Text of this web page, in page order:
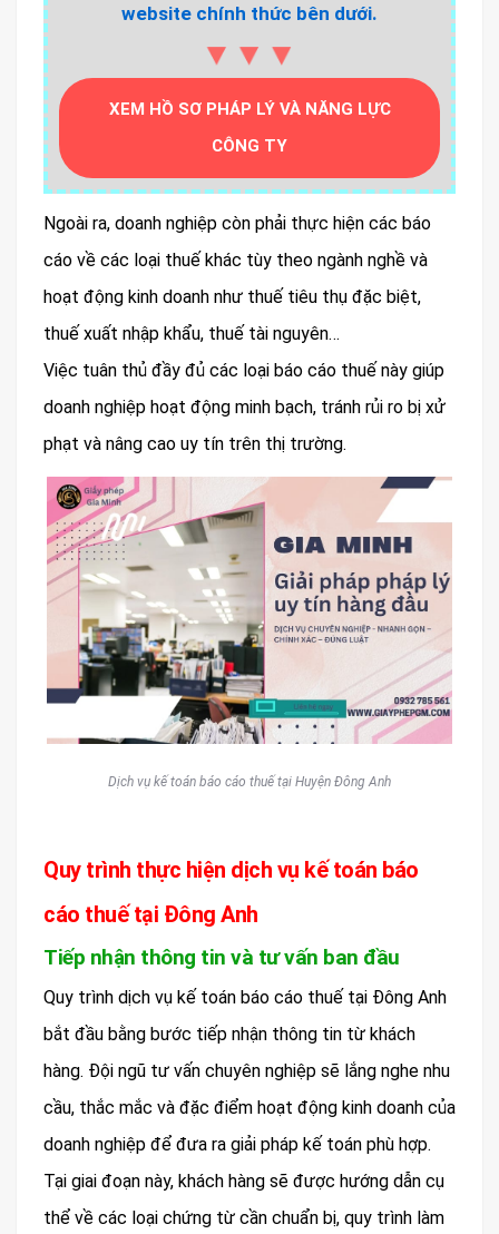
website chính thức bên dưới.
▼▼▼
XEM HỒ SƠ PHÁP LÝ VÀ NĂNG LỰC
CÔNG TY
Ngoài ra, doanh nghiệp còn phải thực hiện các báo
cáo về các loại thuế khác tùy theo ngành nghề và
hoạt động kinh doanh như thuế tiêu thụ đặc biệt,
thuế xuất nhập khẩu, thuế tài nguyên…
Việc tuân thủ đầy đủ các loại báo cáo thuế này giúp
doanh nghiệp hoạt động minh bạch, tránh rủi ro bị xử
phạt và nâng cao uy tín trên thị trường.
Dịch vụ kế toán báo cáo thuế tại Huyện Đông Anh
Quy trình thực hiện dịch vụ kế toán báo
cáo thuế tại Đông Anh
Tiếp nhận thông tin và tư vấn ban đầu
Quy trình dịch vụ kế toán báo cáo thuế tại Đông Anh
bắt đầu bằng bước tiếp nhận thông tin từ khách
hàng. Đội ngũ tư vấn chuyên nghiệp sẽ lắng nghe nhu
cầu, thắc mắc và đặc điểm hoạt động kinh doanh của
doanh nghiệp để đưa ra giải pháp kế toán phù hợp.
Tại giai đoạn này, khách hàng sẽ được hướng dẫn cụ
thể về các loại chứng từ cần chuẩn bị, quy trình làm